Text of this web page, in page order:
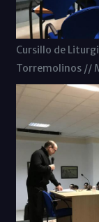
Cursillo de
Torremolinos //